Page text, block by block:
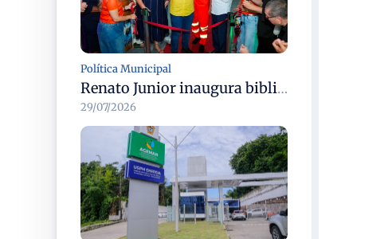
Política Municipal
Renato Junior inaugura biblioteca Semulsp do Saber para formação de servidores e comunidade em Manaus
29/07/2026